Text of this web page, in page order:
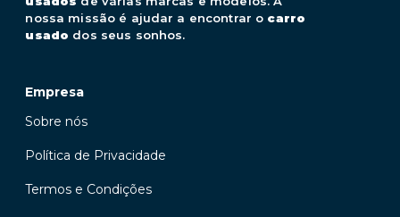
nossa missão é ajudar a encontrar o carro
usado dos seus sonhos.
Empresa
Sobre nós
Política de Privacidade
Termos e Condições